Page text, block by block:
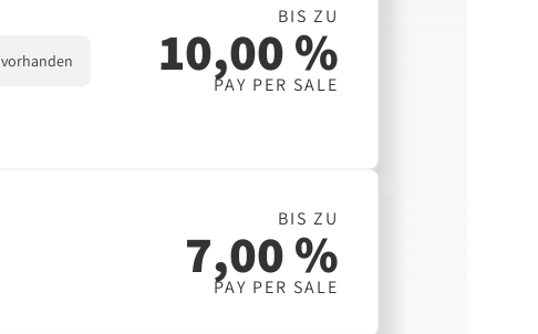
vorhanden
BIS ZU
10,00 %
PAY PER SALE
BIS ZU
7,00 %
PAY PER SALE